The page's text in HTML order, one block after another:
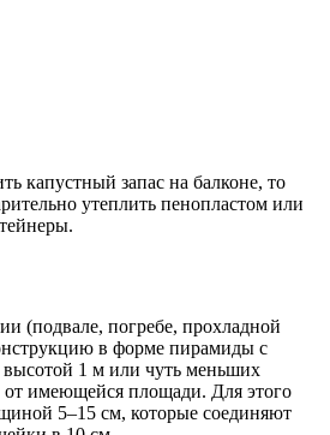
капустный запас на балконе, то
утеплить пенопластом или
(подвале, погребе, прохладной
в форме пирамиды с
1 м или чуть меньших
от имеющейся площади. Для этого
5–15 см, которые соединяют